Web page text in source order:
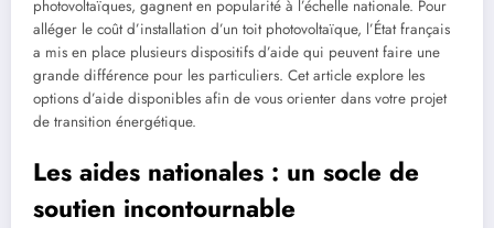
photovoltaïques, gagnent en popularité à l’échelle nationale. Pour
alléger le coût d’installation d’un toit photovoltaïque, l’État français
a mis en place plusieurs dispositifs d’aide qui peuvent faire une
grande différence pour les particuliers. Cet article explore les
options d’aide disponibles afin de vous orienter dans votre projet
de transition énergétique.
Les aides nationales : un socle de
soutien incontournable